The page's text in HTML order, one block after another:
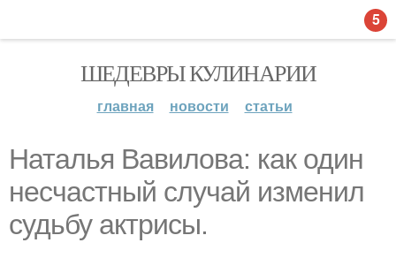
ШЕДЕВРЫ КУЛИНАРИИ
главная новости статьи
Наталья Вавилова: как один
несчастный случай изменил
судьбу актрисы.
5